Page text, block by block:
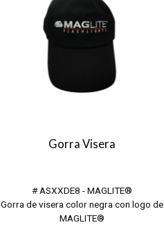
Gorra Visera
# ASXXDE8 - MAGLITE®
Gorra de visera color negra con logo de
MAGLITE®